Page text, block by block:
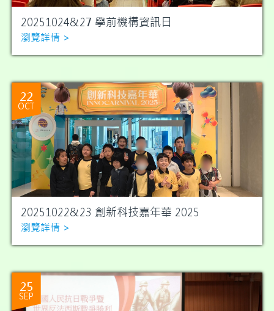
20251024&27 學前機構資訊日
瀏覽詳情 >
22
OCT
20251022&23 創新科技嘉年華 2025
瀏覽詳情 >
25
SEP